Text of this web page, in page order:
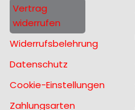
Vertrag
widerrufen
Widerrufsbelehrung
Datenschutz
Cookie-Einstellungen
Zahlungsarten